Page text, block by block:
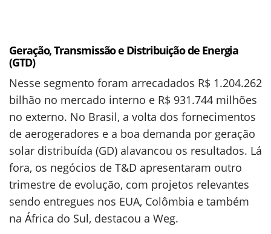
Geração, Transmissão e Distribuição de Energia
(GTD)
Nesse segmento foram arrecadados R$ 1.204.262
bilhão no mercado interno e R$ 931.744 milhões
no externo. No Brasil, a volta dos fornecimentos
de aerogeradores e a boa demanda por geração
solar distribuída (GD) alavancou os resultados. Lá
fora, os negócios de T&D apresentaram outro
trimestre de evolução, com projetos relevantes
sendo entregues nos EUA, Colômbia e também
na África do Sul, destacou a Weg.